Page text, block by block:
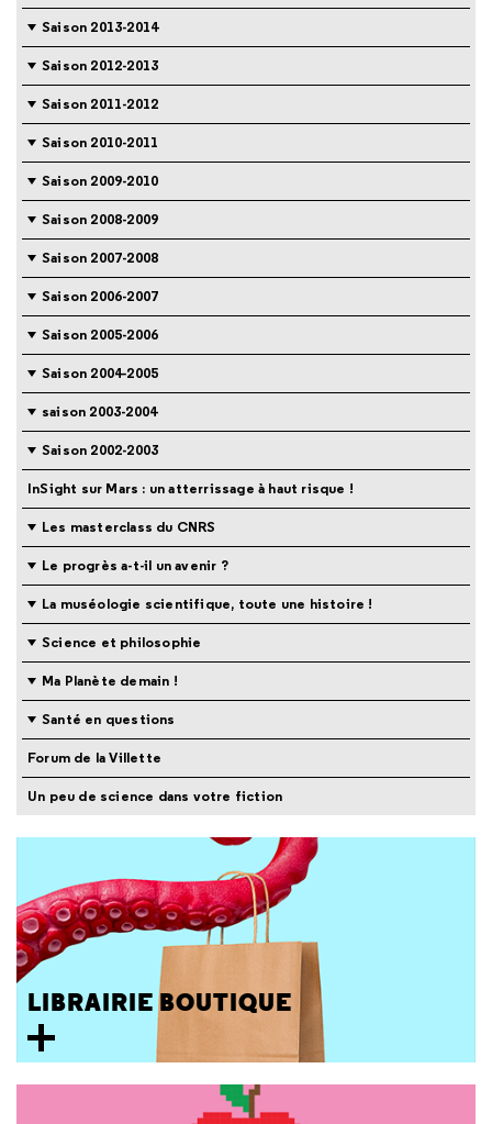
Saison 2013-2014
Saison 2012-2013
Saison 2011-2012
Saison 2010-2011
Saison 2009-2010
Saison 2008-2009
Saison 2007-2008
Saison 2006-2007
Saison 2005-2006
Saison 2004-2005
saison 2003-2004
Saison 2002-2003
InSight sur Mars : un atterrissage à haut risque !
Les masterclass du CNRS
Le progrès a-t-il un avenir ?
La muséologie scientifique, toute une histoire !
Science et philosophie
Ma Planète demain !
Santé en questions
Forum de la Villette
Un peu de science dans votre fiction
LIBRAIRIE BOUTIQUE